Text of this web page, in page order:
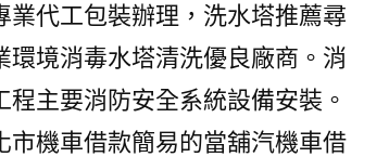
代工包裝辦理，洗水塔推薦尋
境消毒水塔清洗優良廠商。消
主要消防安全系統設備安裝。
機車借款簡易的當舖汽機車借